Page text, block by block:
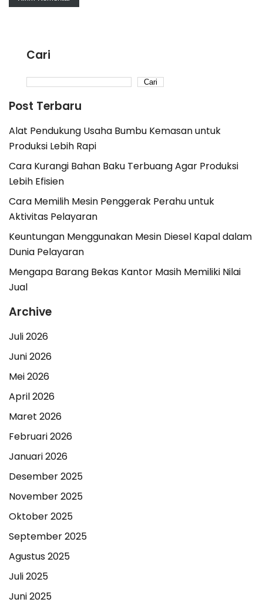
Cari
Cari
Post Terbaru
Alat Pendukung Usaha Bumbu Kemasan untuk
Produksi Lebih Rapi
Cara Kurangi Bahan Baku Terbuang Agar Produksi
Lebih Efisien
Cara Memilih Mesin Penggerak Perahu untuk
Aktivitas Pelayaran
Keuntungan Menggunakan Mesin Diesel Kapal dalam
Dunia Pelayaran
Mengapa Barang Bekas Kantor Masih Memiliki Nilai
Jual
Archive
Juli 2026
Juni 2026
Mei 2026
April 2026
Maret 2026
Februari 2026
Januari 2026
Desember 2025
November 2025
Oktober 2025
September 2025
Agustus 2025
Juli 2025
Juni 2025